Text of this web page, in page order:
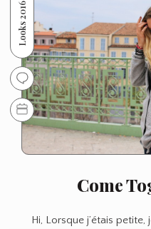
Looks 2016
Come
Hi, Lorsque j’étais